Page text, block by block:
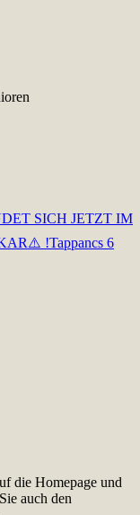
SICH JETZT IM
!Tappancs 6
die Homepage und
auch den